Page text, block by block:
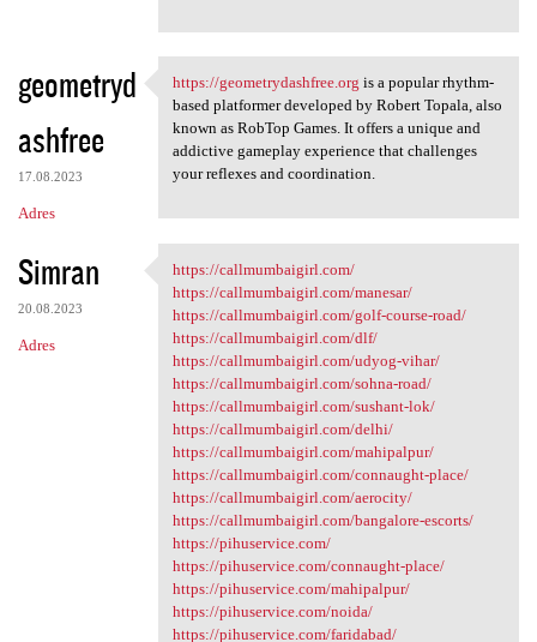
geometryd
ashfree
17.08.2023
Adres
https://geometrydashfree.org
https://geometrydashfree.org is a popular rhythm-
based platformer developed by Robert Topala, also
known as RobTop Games. It offers a unique and
addictive gameplay experience that challenges
your reflexes and coordination.
Simran
20.08.2023
Adres
https://callmumbaigirl.com/
https://callmumbaigirl.com/
https://callmumbaigirl.com/manesar/
https://callmumbaigirl.com/golf-course-road/
https://callmumbaigirl.com/dlf/
https://callmumbaigirl.com/udyog-vihar/
https://callmumbaigirl.com/sohna-road/
https://callmumbaigirl.com/sushant-lok/
https://callmumbaigirl.com/delhi/
https://callmumbaigirl.com/mahipalpur/
https://callmumbaigirl.com/connaught-place/
https://callmumbaigirl.com/aerocity/
https://callmumbaigirl.com/bangalore-escorts/
https://pihuservice.com/
https://pihuservice.com/connaught-place/
https://pihuservice.com/mahipalpur/
https://pihuservice.com/noida/
https://pihuservice.com/faridabad/